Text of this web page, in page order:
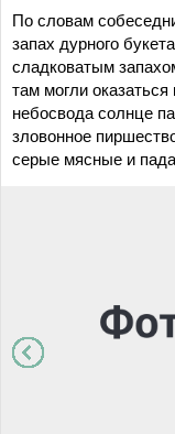
По словам
запах дурного
сладковатым
там могли
небосвода солнце
зловонное
серые мясные и